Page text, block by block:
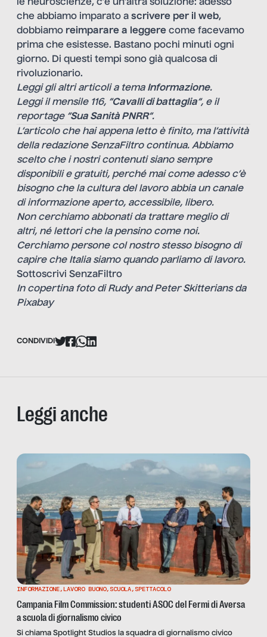
le neuroscienze, c’è un’altra soluzione: adesso
che abbiamo imparato a scrivere per il web,
dobbiamo reimparare a leggere come facevamo
prima che esistesse. Bastano pochi minuti ogni
giorno. Di questi tempi sono già qualcosa di
rivoluzionario.
Leggi gli altri articoli a tema Informazione.
Leggi il mensile 116, “Cavalli di battaglia“, e il
reportage “Sua Sanità PNRR“.
L’articolo che hai appena letto è finito, ma l’attività
della redazione SenzaFiltro continua. Abbiamo
scelto che i nostri contenuti siano sempre
disponibili e gratuiti, perché mai come adesso c’è
bisogno che la cultura del lavoro abbia un canale
di informazione aperto, accessibile, libero.
Non cerchiamo abbonati da trattare meglio di
altri, né lettori che la pensino come noi.
Cerchiamo persone col nostro stesso bisogno di
capire che Italia siamo quando parliamo di lavoro.
Sottoscrivi SenzaFiltro
In copertina foto di Rudy and Peter Skitterians da
Pixabay
CONDIVIDI
Leggi anche
INFORMAZIONE,LAVORO BUONO, SCUOLA, SPETTACOLO
Campania Film Commission: studenti ASOC del Fermi di Aversa
a scuola di giornalismo civico
Si chiama Spotlight Studios la squadra di giornalismo civico